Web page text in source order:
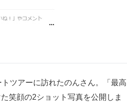
ツアーに訪れたのんさん。「最高
笑顔の2ショット写真を公開しま